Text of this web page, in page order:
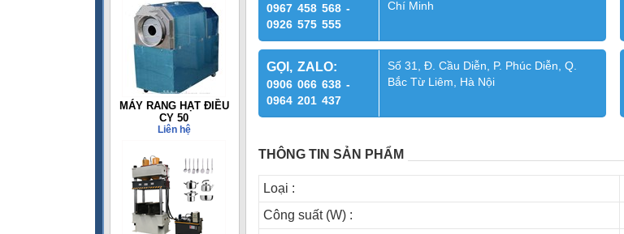
MÁY RANG HẠT ĐIỀU
CY 50
Liên hệ
0967 458 568 -
0926 575 555
Chí Minh
GỌI, ZALO:
0906 066 638 -
0964 201 437
Số 31, Đ. Cầu Diễn, P. Phúc Diễn, Q.
Bắc Từ Liêm, Hà Nội
THÔNG TIN SẢN PHẨM
Loại :
Công suất (W) :